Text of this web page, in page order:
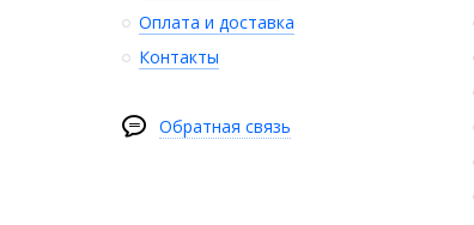
Оплата и доставка
Контакты
Обратная связь